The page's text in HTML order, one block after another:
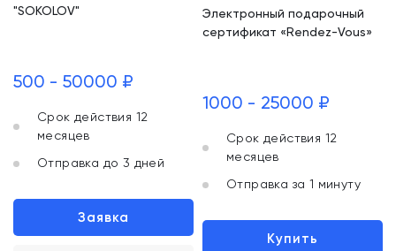
"SOKOLOV"
500 - 50000 ₽
Срок действия 12
месяцев
Отправка до 3 дней
Заявка
Электронный подарочный
сертификат «Rendez-Vous»
1000 - 25000 ₽
Срок действия 12
месяцев
Отправка за 1 минуту
Купить